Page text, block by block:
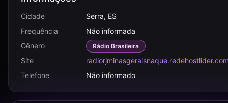
Cidade
Serra, ES
Frequência
Não informada
Gênero
Rádio Brasileira
Site
Telefone
Não informado